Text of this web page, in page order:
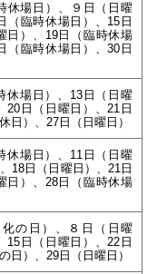
休場日）、９日（日曜
（臨時休場日）、15日
日）、19日（臨時休場
（臨時休場日）、30日
休場日）、13日（日曜
20日（日曜日）、21日
日）、27日（日曜日）
休場日）、11日（日曜
18日（日曜日）、21日
日）、28日（臨時休場
の日）、８日（日曜
15日（日曜日）、22日
日）、29日（日曜日）